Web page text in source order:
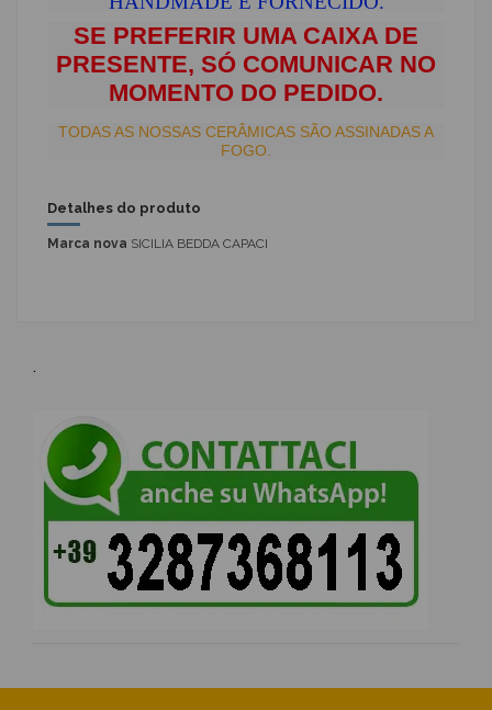
SE PREFERIR UMA CAIXA DE
PRESENTE, SÓ COMUNICAR NO
MOMENTO DO PEDIDO.
TODAS AS NOSSAS CERÂMICAS SÃO ASSINADAS A
FOGO.
Detalhes do produto
Marca nova SICILIA BEDDA CAPACI